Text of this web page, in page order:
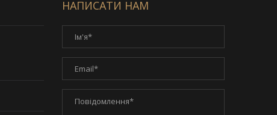
НАПИСАТИ НАМ